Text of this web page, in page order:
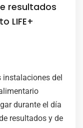
resultados
LIFE+
del
durante el día
resultados y de